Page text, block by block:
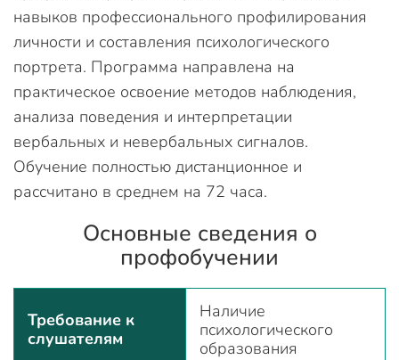
навыков профессионального профилирования
личности и составления психологического
портрета. Программа направлена на
практическое освоение методов наблюдения,
анализа поведения и интерпретации
вербальных и невербальных сигналов.
Обучение полностью дистанционное и
рассчитано в среднем на 72 часа.
Основные сведения о
профобучении
Требование к
слушателям
Наличие
психологического
образования